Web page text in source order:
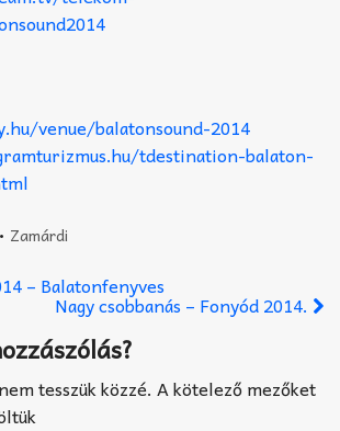
venue/balatonsound-2014
tdestination-balaton-
• Zamárdi
– Balatonfenyves
Nagy csobbanás – Fonyód 2014.
tesszük közzé. A kötelező mezőket